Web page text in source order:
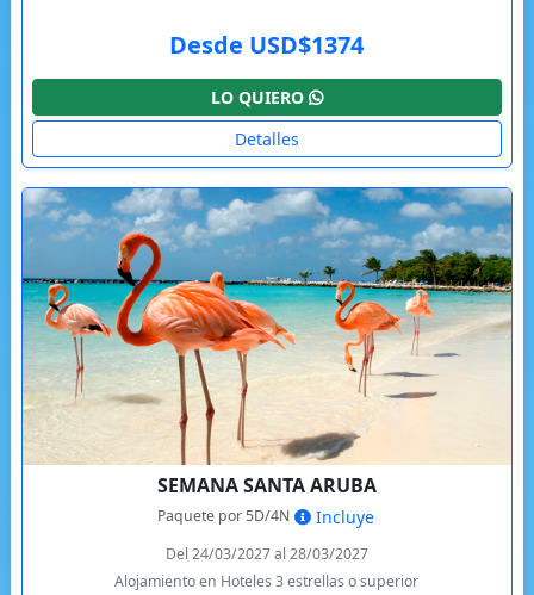
Desde USD$1374
LO QUIERO
Detalles
SEMANA SANTA ARUBA
Paquete por 5D/4N Incluye
Del 24/03/2027 al 28/03/2027
Alojamiento en Hoteles 3 estrellas o superior